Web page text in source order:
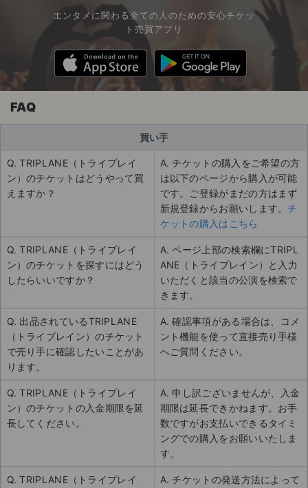
エンタメに関わる全ての人のための安心チケッ
ト売買アプリ
FAQ
買い手
Q. TRIPLANE（トライプレイ
ン）のチケットはどうやって買
えますか？
A. チケットの購入をご希望の方
は以下のページから購入が可能
です。ご登録がまだの方はまず
新規登録からお願いします。 チ
ケットの購入はこちら
Q. TRIPLANE（トライプレイ
ン）のチケットを探すにはどう
したらいいですか？
A. ページ上部の検索欄にTRIPL
ANE（トライプレイン）と入力
いただくと該当の公演を検索で
きます。
Q. 出品されているTRIPLANE
（トライプレイン）のチケット
で売り手に確認したいことがあ
ります。
A. 確認事項がある場合は、コメ
ント機能を使って直接売り手様
へご質問ください。
Q. TRIPLANE（トライプレイ
ン）のチケットの入金期限を延
長してください。
A. 申し訳ございませんが、入金
期限は延長できかねます。お手
数ですがお支払いできるタイミ
ングでの購入をお願いいたしま
す。
Q. TRIPLANE（トライプレイ
A. チケットの発送方法によって